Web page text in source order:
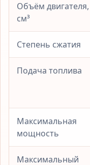
Объём двигателя,
см³
Степень сжатия
Подача топлива
Максимальная
мощность
Максимальный